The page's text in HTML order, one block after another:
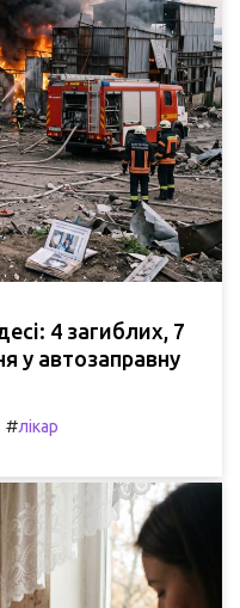
4 загиблих, 7
у автозаправну
#лікар